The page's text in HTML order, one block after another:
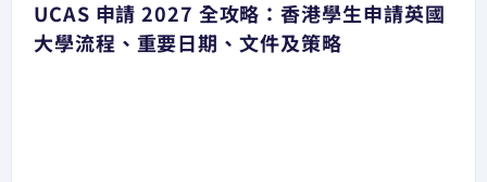
UCAS 申請 2027 全攻略：香港學生申請英國
大學流程、重要日期、文件及策略